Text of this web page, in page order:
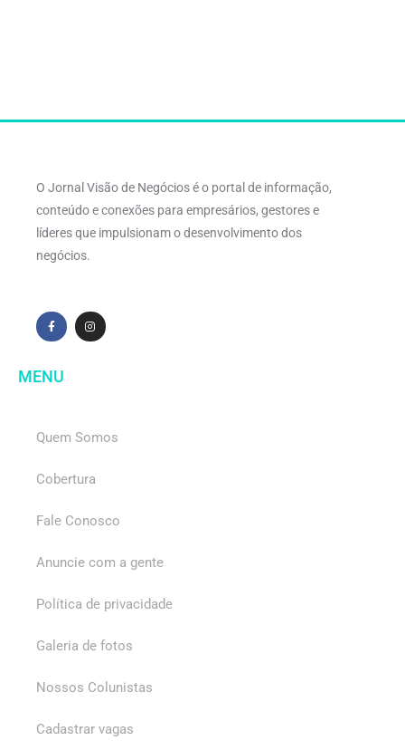
O Jornal Visão de Negócios é o portal de informação,
conteúdo e conexões para empresários, gestores e
líderes que impulsionam o desenvolvimento dos
negócios.
MENU
Quem Somos
Cobertura
Fale Conosco
Anuncie com a gente
Política de privacidade
Galeria de fotos
Nossos Colunistas
Cadastrar vagas